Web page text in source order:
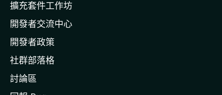
a
官
網
擴充套件工作坊
開發者交流中心
開發者政策
社群部落格
討論區